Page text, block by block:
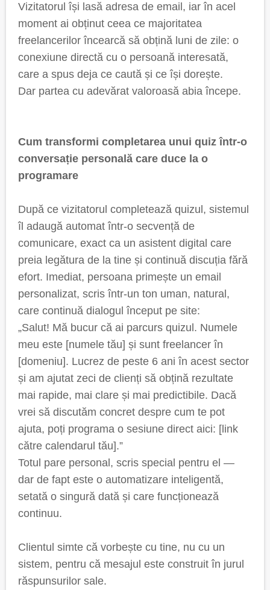
Vizitatorul își lasă adresa de email, iar în acel
moment ai obținut ceea ce majoritatea
freelancerilor încearcă să obțină luni de zile: o
conexiune directă cu o persoană interesată,
care a spus deja ce caută și ce își dorește.
Dar partea cu adevărat valoroasă abia începe.
Cum transformi completarea unui quiz într-o
conversație personală care duce la o
programare
După ce vizitatorul completează quizul, sistemul
îl adaugă automat într-o secvență de
comunicare, exact ca un asistent digital care
preia legătura de la tine și continuă discuția fără
efort. Imediat, persoana primește un email
personalizat, scris într-un ton uman, natural,
care continuă dialogul început pe site:
„Salut! Mă bucur că ai parcurs quizul. Numele
meu este [numele tău] și sunt freelancer în
[domeniu]. Lucrez de peste 6 ani în acest sector
și am ajutat zeci de clienți să obțină rezultate
mai rapide, mai clare și mai predictibile. Dacă
vrei să discutăm concret despre cum te pot
ajuta, poți programa o sesiune direct aici: [link
către calendarul tău].”
Totul pare personal, scris special pentru el —
dar de fapt este o automatizare inteligentă,
setată o singură dată și care funcționează
continuu.
Clientul simte că vorbește cu tine, nu cu un
sistem, pentru că mesajul este construit în jurul
răspunsurilor sale.